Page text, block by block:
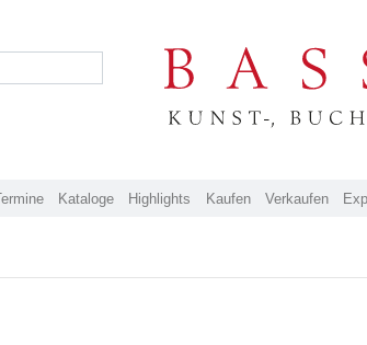
Kataloge Highlights Kaufen Verkaufen